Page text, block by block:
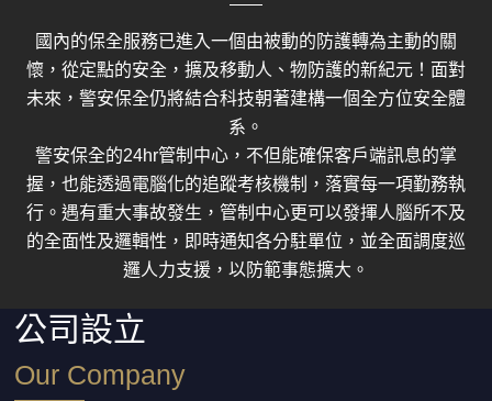
國內的保全服務已進入一個由被動的防護轉為主動的關
懷，從定點的安全，擴及移動人、物防護的新紀元！面對
未來，警安保全仍將結合科技朝著建構一個全方位安全體
系。
警安保全的24hr管制中心，不但能確保客戶端訊息的掌
握，也能透過電腦化的追蹤考核機制，落實每一項勤務執
行。遇有重大事故發生，管制中心更可以發揮人腦所不及
的全面性及邏輯性，即時通知各分駐單位，並全面調度巡
邏人力支援，以防範事態擴大。
公司設立
Our Company